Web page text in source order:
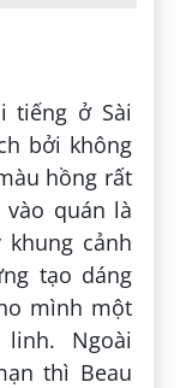
tiếng ở Sài
bởi không
hồng rất
quán là
cảnh
tạo dáng
mình một
Ngoài
thì Beau